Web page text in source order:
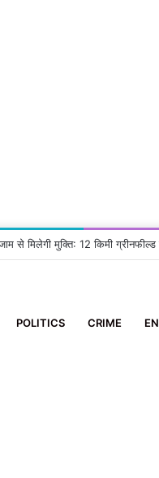
से मिलेगी मुक्ति: 12 किमी ग्रीनफील्ड
POLITICS CRIME